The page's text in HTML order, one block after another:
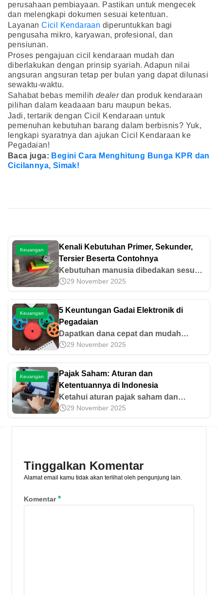
perusahaan pembiayaan. Pastikan untuk mengecek
dan melengkapi dokumen sesuai ketentuan.
LayananCicil Kendaraan diperuntukkan bagi
pengusaha mikro, karyawan, profesional, dan
pensiunan.
Proses pengajuan cicil kendaraan mudah dan
diberlakukan dengan prinsip syariah. Adapun nilai
angsuran angsuran tetap per bulan yang dapat dilunasi
sewaktu-waktu.
Sahabat bebas memilih dealerdan produk kendaraan
pilihan dalam keadaaan baru maupun bekas.
Jadi, tertarik dengan Cicil Kendaraan untuk
pemenuhan kebutuhan barang dalam berbisnis? Yuk,
lengkapi syaratnya dan ajukan Cicil Kendaraan ke
Pegadaian!
Baca juga: Begini Cara Menghitung Bunga KPR dan
Cicilannya, Simak!
Keuangan
Kenali Kebutuhan Primer, Sekunder,
Tersier Beserta Contohnya
Kebutuhan manusia dibedakan sesuai
intensitasnya. Yuk, cari tahu
selengkapnya seputar kebutuhan
primer, sekunder, tersier beserta
contohnya di artikel ini!
29 November 2025
Keuangan
5 Keuntungan Gadai Elektronik di
Pegadaian
Dapatkan dana cepat dan mudah
dengan gadai elektronik di Pegadaian.
Proses cepat, bunga ringan, dan jangka
waktu fleksibel.
29 November 2025
Keuangan
Pajak Saham: Aturan dan
Ketentuannya di Indonesia
Ketahui aturan pajak saham dan
pelaporan dalam SPT tahunan,
termasuk aturan, tarif, dan cara
29 November 2025
Tinggalkan Komentar
Alamat email kamu tidak akan terlihat oleh pengunjung lain.
Komentar*